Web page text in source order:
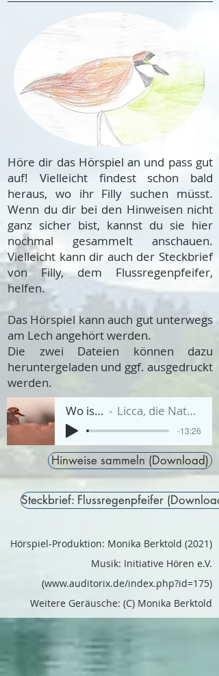
Höre dir das Hörspiel an und pass gut
auf! Vielleicht findest schon bald
heraus, wo ihr Filly suchen müsst.
Wenn du dir bei den Hinweisen nicht
ganz sicher bist, kannst du sie hier
nochmal gesammelt anschauen.
Vielleicht kann dir auch der Steckbrief
von Filly, dem Flussregenpfeifer,
helfen.
Das Hörspiel kann auch gut unterwegs
am Lech angehört werden.
Die zwei Dateien können dazu
heruntergeladen und ggf. ausgedruckt
werden.
Wo ist Filly?
Licca, die Natur-Detektivin
-13:26
Hinweise sammeln (Download)
Steckbrief: Flussregenpfeifer (Download)
Hörspiel-Produktion: Monika Berktold (2021)
Musik: Initiative Hören e.V.
(www.auditorix.de/index.php?id=175)
Weitere Geräusche: (C) Monika Berktold